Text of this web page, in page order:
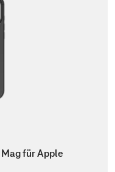
für Apple